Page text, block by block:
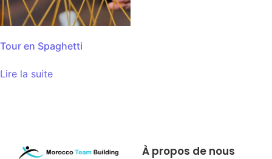
Tour en Spaghetti
Lire la suite
À propos de nous